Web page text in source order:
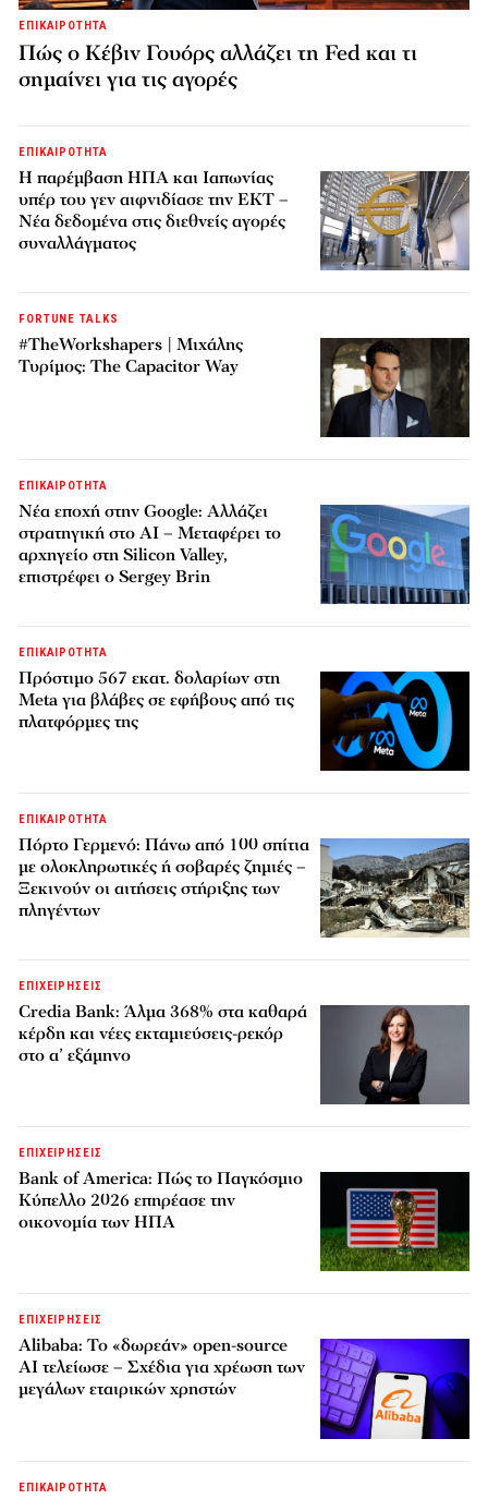
ΕΠΙΚΑΙΡΟΤΗΤΑ
Πώς ο Κέβιν Γουόρς αλλάζει τη Fed και τι
σημαίνει για τις αγορές
ΕΠΙΚΑΙΡΟΤΗΤΑ
Η παρέμβαση ΗΠΑ και Ιαπωνίας
υπέρ του γεν αιφνιδίασε την ΕΚΤ –
Νέα δεδομένα στις διεθνείς αγορές
συναλλάγματος
FORTUNE TALKS
#TheWorkshapers | Μιχάλης
Τυρίμος: The Capacitor Way
ΕΠΙΚΑΙΡΟΤΗΤΑ
Νέα εποχή στην Google: Αλλάζει
στρατηγική στο AI – Μεταφέρει το
αρχηγείο στη Silicon Valley,
επιστρέφει ο Sergey Brin
ΕΠΙΚΑΙΡΟΤΗΤΑ
Πρόστιμο 567 εκατ. δολαρίων στη
Meta για βλάβες σε εφήβους από τις
πλατφόρμες της
ΕΠΙΚΑΙΡΟΤΗΤΑ
Πόρτο Γερμενό: Πάνω από 100 σπίτια
με ολοκληρωτικές ή σοβαρές ζημιές –
Ξεκινούν οι αιτήσεις στήριξης των
πληγέντων
ΕΠΙΧΕΙΡΗΣΕΙΣ
Credia Bank: Άλμα 368% στα καθαρά
κέρδη και νέες εκταμιεύσεις-ρεκόρ
στο α’ εξάμηνο
ΕΠΙΧΕΙΡΗΣΕΙΣ
Bank of America: Πώς το Παγκόσμιο
Κύπελλο 2026 επηρέασε την
οικονομία των ΗΠΑ
ΕΠΙΧΕΙΡΗΣΕΙΣ
Alibaba: Το «δωρεάν» open-source
AI τελείωσε – Σχέδια για χρέωση των
μεγάλων εταιρικών χρηστών
ΕΠΙΚΑΙΡΟΤΗΤΑ